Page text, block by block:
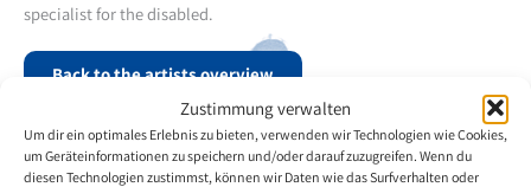
Zustimmung verwalten
Um dir ein optimales Erlebnis zu bieten, verwenden wir Technologien wie Cookies,
um Geräteinformationen zu speichern und/oder darauf zuzugreifen. Wenn du
diesen Technologien zustimmst, können wir Daten wie das Surfverhalten oder
specialist for the disabled.
Back to the artists overview